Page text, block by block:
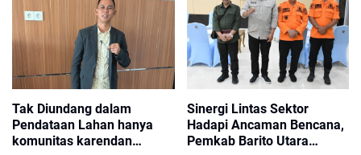
Tak Diundang dalam
Pendataan Lahan hanya
komunitas karendan
Sinergi Lintas Sektor
Hadapi Ancaman Bencana,
Pemkab Barito Utara